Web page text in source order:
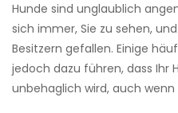
Hunde sind unglaublich
sich immer, Sie zu sehen,
Besitzern gefallen. Einige
jedoch dazu führen, dass Ihr
unbehaglich wird, auch